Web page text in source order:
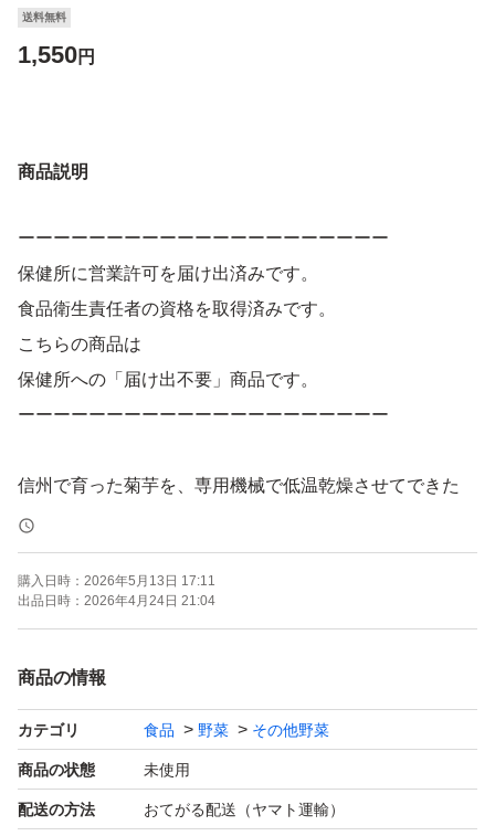
送料無料
1,550円
商品説明
ーーーーーーーーーーーーーーーーーーーーー
保健所に営業許可を届け出済みです。
食品衛生責任者の資格を取得済みです。
こちらの商品は
保健所への「届け出不要」商品です。
ーーーーーーーーーーーーーーーーーーーーー
信州で育った菊芋を、専用機械で低温乾燥させてできた
乾燥菊芋(キクイモ)です。
約50g×3袋
水やお湯で戻して
味噌汁、スープ、カレー、煮物、きんぴらに…
購入日時： 2026年5月13日 17:11
出品日時： 2026年4月24日 21:04
商品の情報
カテゴリ 食品 野菜 その他野菜
商品の状態 未使用
配送の方法 おてがる配送（ヤマト運輸）